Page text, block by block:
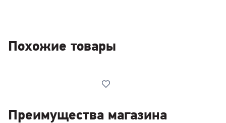
Похожие товары
Преимущества магазина